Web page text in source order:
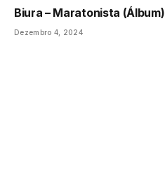
Biura – Maratonista (Álbum)
Dezembro 4, 2024